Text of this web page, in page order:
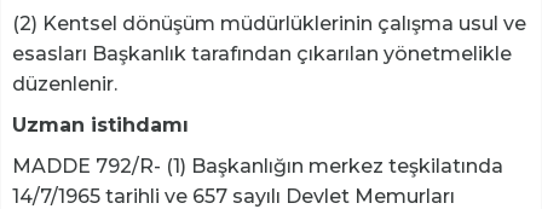
(2) Kentsel dönüşüm müdürlüklerinin çalışma usul ve
esasları Başkanlık tarafından çıkarılan yönetmelikle
düzenlenir.
Uzman istihdamı
MADDE 792/R- (1) Başkanlığın merkez teşkilatında
14/7/1965 tarihli ve 657 sayılı Devlet Memurları